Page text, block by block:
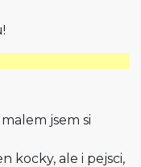
jsem si
kocky, ale i pejsci,